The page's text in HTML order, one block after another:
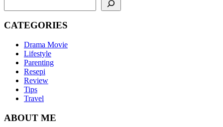
CATEGORIES
Drama Movie
Lifestyle
Parenting
Resepi
Review
Tips
Travel
ABOUT ME